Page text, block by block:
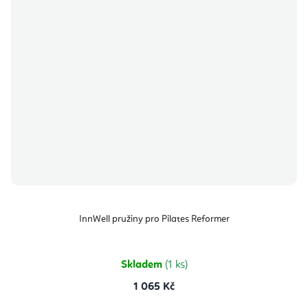
InnWell pružiny pro Pilates Reformer
Skladem (1 ks)
1 065 Kč